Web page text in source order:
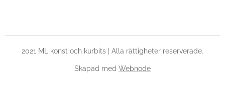
2021 ML konst och kurbits | Alla rättigheter reserverade.
Skapad med Webnode